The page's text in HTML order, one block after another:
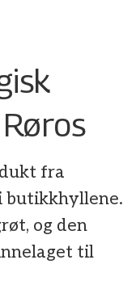
fra
butikkhyllene.
og den
til